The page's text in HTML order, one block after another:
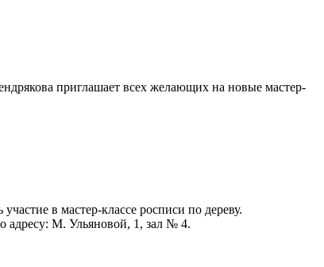
приглашает всех желающих на новые мастер-
в мастер-классе росписи по дереву.
адресу: М. Ульяновой, 1, зал № 4.